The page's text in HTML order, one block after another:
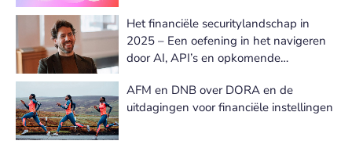
Het financiële securitylandschap in
2025 – Een oefening in het navigeren
door AI, API’s en opkomende
AFM en DNB over DORA en de
uitdagingen voor financiële instellingen